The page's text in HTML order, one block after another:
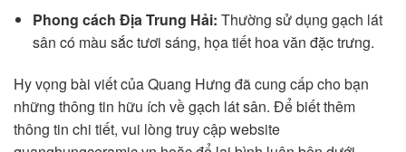
Phong cách Địa Trung Hải: Thường sử dụng gạch lát
sân có màu sắc tươi sáng, họa tiết hoa văn đặc trưng.
Hy vọng bài viết của Quang Hưng đã cung cấp cho bạn
những thông tin hữu ích về gạch lát sân. Để biết thêm
thông tin chi tiết, vui lòng truy cập website